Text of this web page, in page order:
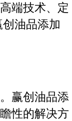
端技术、定
油品添加
赢创油品添
性的解决方